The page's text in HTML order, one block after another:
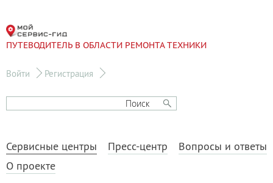
ПУТЕВОДИТЕЛЬ В ОБЛАСТИ РЕМОНТА ТЕХНИКИ
Войти Регистрация
Сервисные центры Пресс-центр
Вопросы и ответы
О проекте